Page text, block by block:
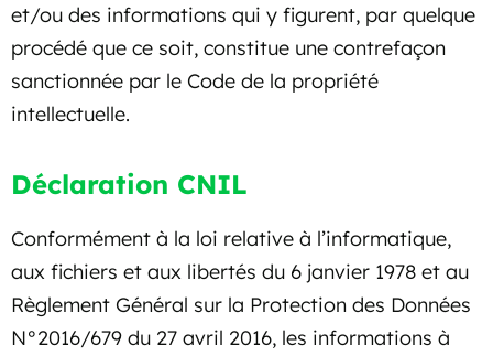
et/ou des informations qui y figurent, par quelque
procédé que ce soit, constitue une contrefaçon
sanctionnée par le Code de la propriété
intellectuelle.
Déclaration CNIL
Conformément à la loi relative à l’informatique,
aux fichiers et aux libertés du 6 janvier 1978 et au
Règlement Général sur la Protection des Données
N°2016/679 du 27 avril 2016, les informations à